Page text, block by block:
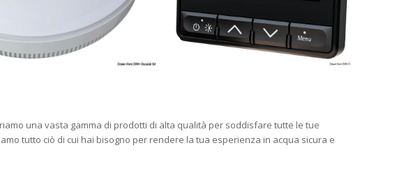
una vasta gamma di prodotti di alta qualità per soddisfare tutte le tue
tutto ciò di cui hai bisogno per rendere la tua esperienza in acqua sicura e